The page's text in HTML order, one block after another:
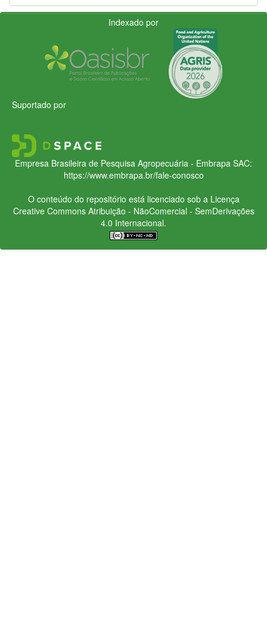
Indexado por
Suportado por
Empresa Brasileira de Pesquisa Agropecuária - Embrapa SAC:
https://www.embrapa.br/fale-conosco
O conteúdo do repositório está licenciado sob a Licença
Creative CommonsAtribuição - NãoComercial - SemDerivações
4.0 Internacional.